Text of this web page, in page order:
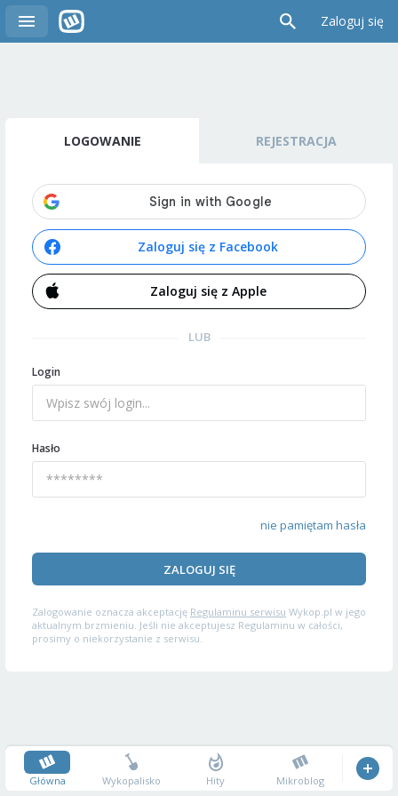
Zaloguj się
LOGOWANIE REJESTRACJA
Zaloguj się z Facebook
Zaloguj się z Apple
LUB
Login
Hasło
nie pamiętam hasła
ZALOGUJ SIĘ
Zalogowanie oznacza akceptację Regulaminu serwisu Wykop.pl w jego
aktualnym brzmieniu. Jeśli nie akceptujesz Regulaminu w całości,
prosimy o niekorzystanie z serwisu.
Główna Wykopalisko Hity Mikroblog